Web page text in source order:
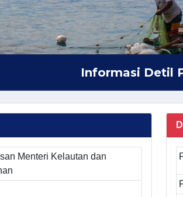
Informasi Detil
Menteri Kelautan dan